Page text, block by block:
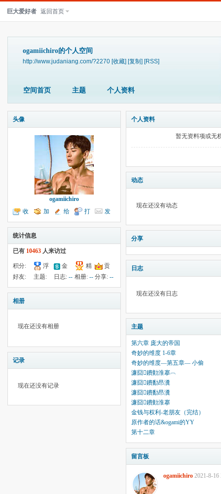
巨大爱好者 返回首页
ogamiichiro的个人空间
http://www.judaniang.com/?2270 [收藏] [复制] [RSS]
空间首页 主题 个人资料
头像
ogamiichiro
收
听TA
加
为好友
给
我留言
打
个招呼
发
送消息
统计信息
已有 10463 人来访过
积分:
397
浮
云:
金
钱:
精
华:--
贡
献:--
好友:
42
主题:
136
日志:-- 相册: -- 分享:--
相册
现在还没有相册
记录
现在还没有记录
个人资料
暂无资料项或无
动态
现在还没有动态
分享
日志
现在还没有日志
主题
第六章 庞大的帝国
奇妙的维度 1-6章
奇妙的维度—第五章— 小偷
濂囧鐨勭淮搴︹
濂囧鐨勫昂瀵
濂囧鐨勫昂瀵
濂囧鐨勭淮搴
金钱与权利-老朋友（完结）
原作者的话&ogami的YY
第十二章
留言板
ogamiichiro 2021-8-16